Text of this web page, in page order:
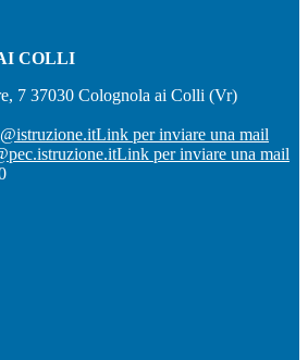
COLLI
7 37030 Colognola ai Colli (Vr)
Link per inviare una mail
Link per inviare una mail